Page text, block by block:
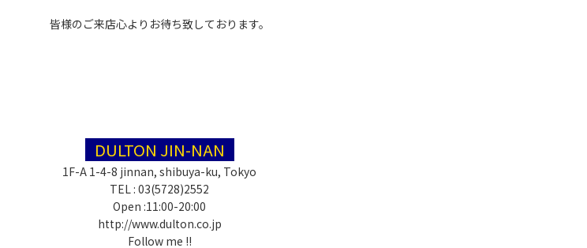
皆様のご来店心よりお待ち致しております。
DULTON JIN-NAN
1F-A 1-4-8 jinnan, shibuya-ku, Tokyo
TEL : 03(5728)2552
Open :11:00-20:00
http://www.dulton.co.jp
Follow me !!